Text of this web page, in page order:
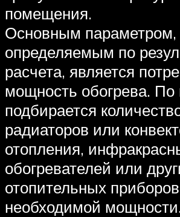
помещения.
Основным параметром,
определяемым по
расчета, является
мощность обогрева. По
подбирается
радиаторов или
отопления,
обогревателей или
отопительных приборов
необходимой